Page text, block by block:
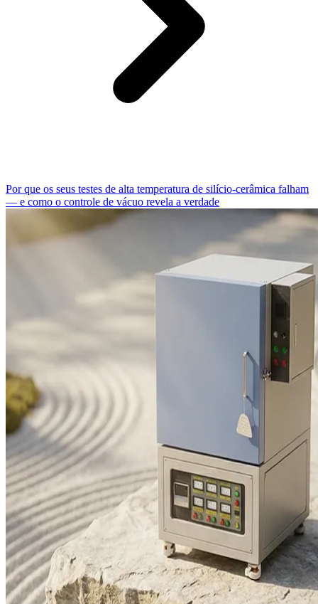
Por que os seus testes de alta temperatura de silício-cerâmica falham
— e como o controle de vácuo revela a verdade